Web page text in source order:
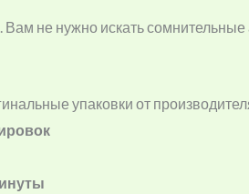
. Вам не нужно искать
упаковки от